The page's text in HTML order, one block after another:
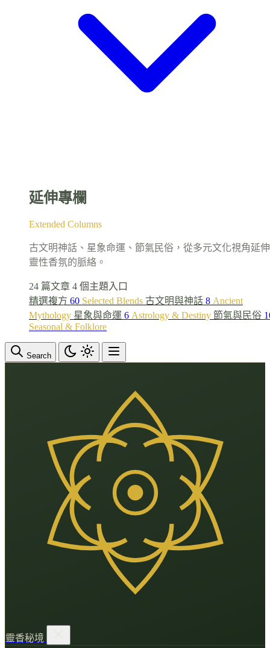
延伸專欄
Extended Columns
古文明神話、星象命運、節氣民俗，從多元文化視角延伸
靈性香氛的脈絡。
24 篇文章 4 個主題入口
精選複方 60 Selected Blends 古文明與神話 8 Ancient
Mythology 星象與命運 6 Astrology & Destiny 節氣與民俗
Seasonal & Folklore
Search
靈香秘境